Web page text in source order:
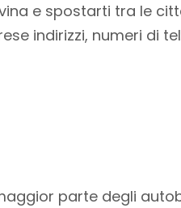
e spostarti tra le
indirizzi, numeri di
parte degli